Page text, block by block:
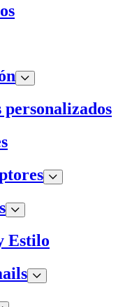
personalizados
Estilo